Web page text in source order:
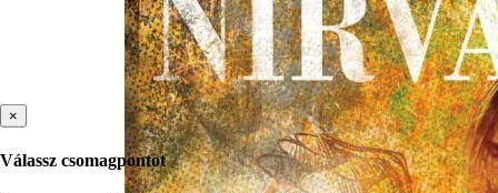
×
Válassz csomagpontot